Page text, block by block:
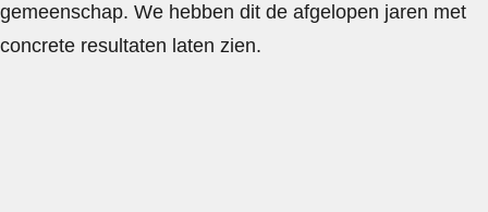
gemeenschap. We hebben dit de afgelopen jaren met
concrete resultaten laten zien.